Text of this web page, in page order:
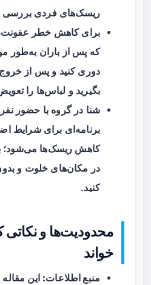
ریسک‌های فردی بررسی
برای کاهش خطر عفونت،
که پس از باران به‌طور
دوری کنید و پس از
بگیرید و لباس‌ها را
شنا در گروه با حضور
برنامه‌ای برای شرایط
کاهش ریسک‌ها می‌شود؛
در مکان‌های خلوت و
کنید.
محدودیت‌ها و نکاتی
خواند
منبع اطلاعات: این